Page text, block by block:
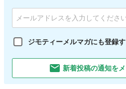
ジモティーメルマガにも登録
新着投稿の通知を